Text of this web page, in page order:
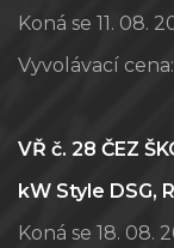
Koná se 11. 08.
Vyvolávací cena:
VŘ č. 28 ČEZ
kW Style DSG,
Koná se 18. 08.